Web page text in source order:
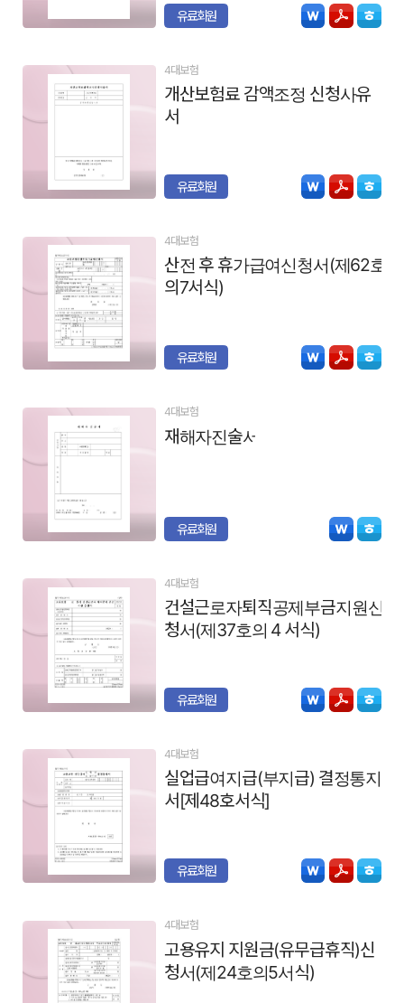
유료회원
4대보험
개산보험료 감액조정 신청사유
서
유료회원
4대보험
산전 후 휴가급여신청서(제62호
의7서식)
유료회원
4대보험
재해자진술서
유료회원
4대보험
건설근로자퇴직공제부금지원신
청서(제37호의 4 서식)
유료회원
4대보험
실업급여지급(부지급) 결정통지
서[제48호서식]
유료회원
4대보험
고용유지 지원금(유무급휴직)신
청서(제24호의5서식)